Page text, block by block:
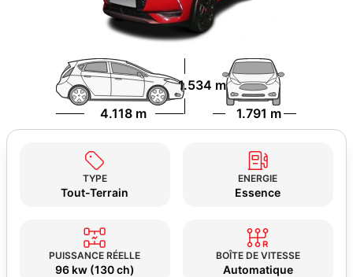
4.118 m 1.791 m
1.534 m
TYPE
Tout-Terrain
ENERGIE
Essence
PUISSANCE RÉELLE
96 kw (130 ch)
BOÎTE DE VITESSE
Automatique